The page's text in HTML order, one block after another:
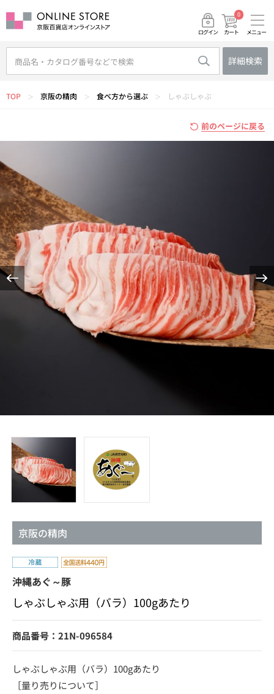
ログイン カート
0
メニュー
詳細検索
TOP ＞ 京阪の精肉 ＞ 食べ方から選ぶ ＞ しゃぶしゃぶ
前のページに戻る
京阪の精肉
沖縄あぐ～豚
しゃぶしゃぶ用（バラ）100gあたり
商品番号：21N-096584
しゃぶしゃぶ用（バラ）100gあたり
［量り売りについて］